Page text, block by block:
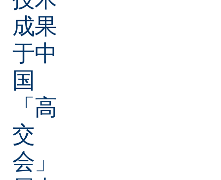
成果
于中
国
「高
交
会」